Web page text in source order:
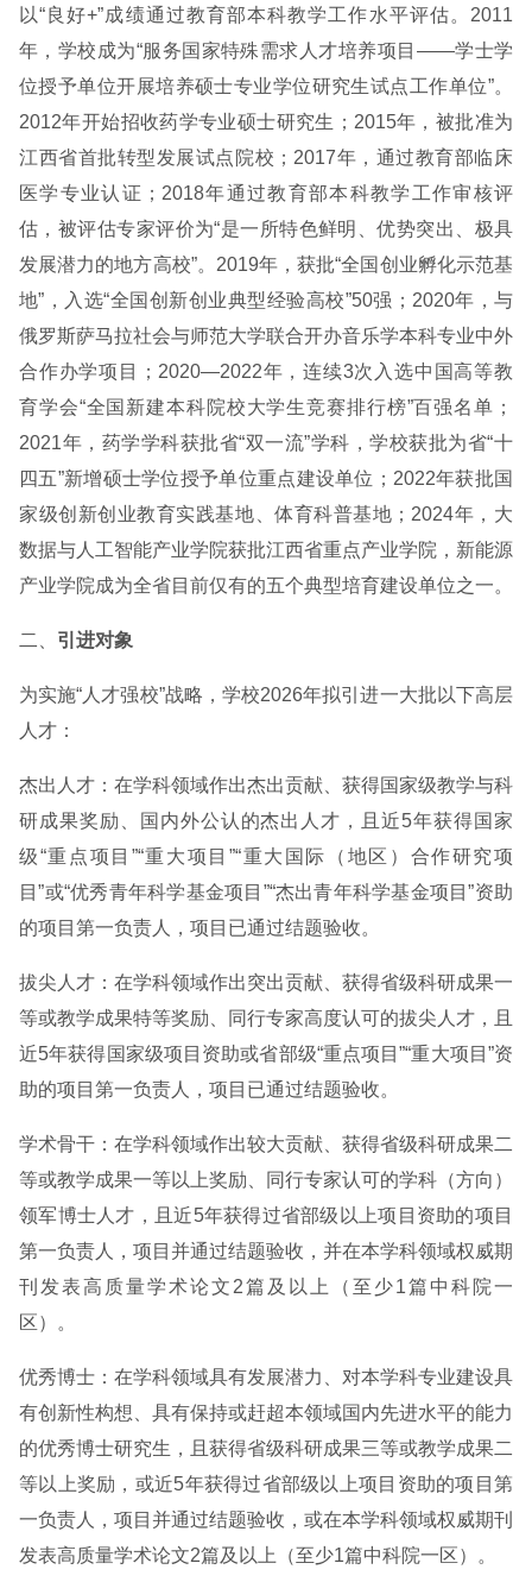
以“良好+”成绩通过教育部本科教学工作水平评估。2011
年，学校成为“服务国家特殊需求人才培养项目——学士学
位授予单位开展培养硕士专业学位研究生试点工作单位”。
2012年开始招收药学专业硕士研究生；2015年，被批准为
江西省首批转型发展试点院校；2017年，通过教育部临床
医学专业认证；2018年通过教育部本科教学工作审核评
估，被评估专家评价为“是一所特色鲜明、优势突出、极具
发展潜力的地方高校”。2019年，获批“全国创业孵化示范基
地”，入选“全国创新创业典型经验高校”50强；2020年，与
俄罗斯萨马拉社会与师范大学联合开办音乐学本科专业中外
合作办学项目；2020—2022年，连续3次入选中国高等教
育学会“全国新建本科院校大学生竞赛排行榜”百强名单；
2021年，药学学科获批省“双一流”学科，学校获批为省“十
四五”新增硕士学位授予单位重点建设单位；2022年获批国
家级创新创业教育实践基地、体育科普基地；2024年，大
数据与人工智能产业学院获批江西省重点产业学院，新能源
产业学院成为全省目前仅有的五个典型培育建设单位之一。
二、 引进对象
为实施“人才强校”战略，学校2026年拟引进一大批以下高层
人才：
杰出人才：在学科领域作出杰出贡献、获得国家级教学与科
研成果奖励、国内外公认的杰出人才，且近5年获得国家
级“重点项目”“重大项目”“重大国际（地区）合作研究项
目”或“优秀青年科学基金项目”“杰出青年科学基金项目”资助
的项目第一负责人，项目已通过结题验收。
拔尖人才：在学科领域作出突出贡献、获得省级科研成果一
等或教学成果特等奖励、同行专家高度认可的拔尖人才，且
近5年获得国家级项目资助或省部级“重点项目”“重大项目”资
助的项目第一负责人，项目已通过结题验收。
学术骨干：在学科领域作出较大贡献、获得省级科研成果二
等或教学成果一等以上奖励、同行专家认可的学科（方向）
领军博士人才，且近5年获得过省部级以上项目资助的项目
第一负责人，项目并通过结题验收，并在本学科领域权威期
刊发表高质量学术论文2篇及以上（至少1篇中科院一
区）。
优秀博士：在学科领域具有发展潜力、对本学科专业建设具
有创新性构想、具有保持或赶超本领域国内先进水平的能力
的优秀博士研究生，且获得省级科研成果三等或教学成果二
等以上奖励，或近5年获得过省部级以上项目资助的项目第
一负责人，项目并通过结题验收，或在本学科领域权威期刊
发表高质量学术论文2篇及以上（至少1篇中科院一区）。